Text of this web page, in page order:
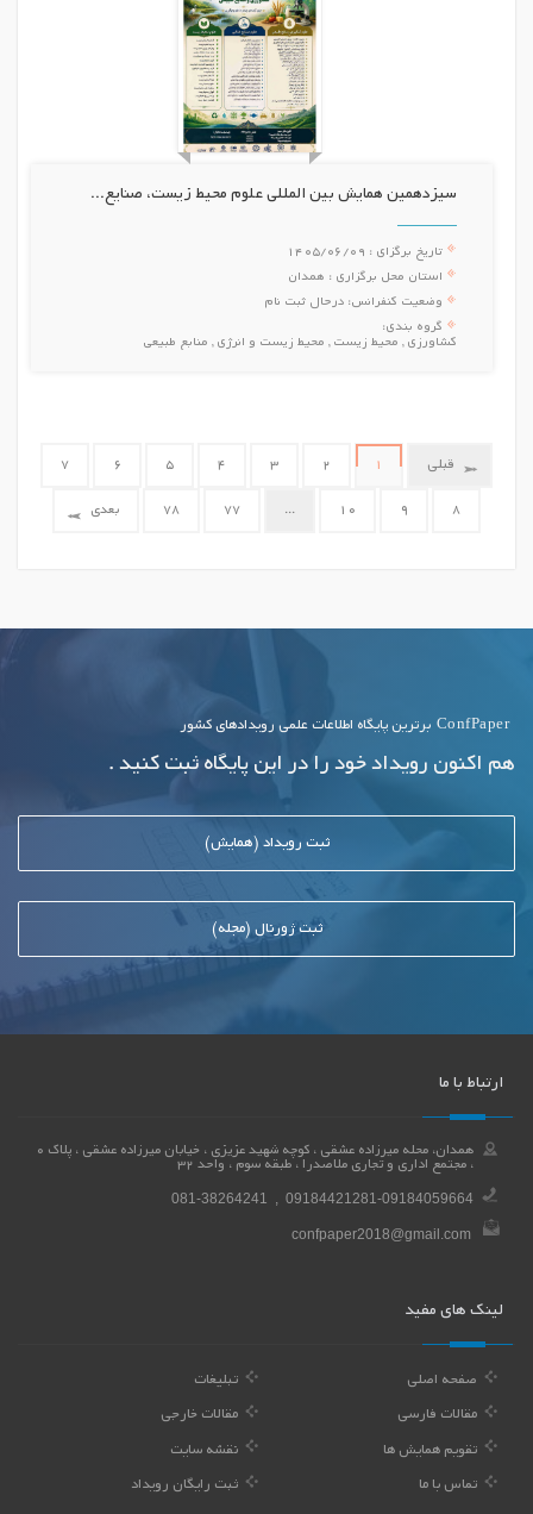
سیزدهمین همایش بین المللی علوم محيط زيست، صنایع...
تاریخ برگزای : 1405/06/09
استان محل برگزاری : همدان
وضعیت کنفرانس: درحال ثبت نام
گروه بندی:
کشاورزی , محیط زیست , محیط زیست و انرژی , منابع طبیعی
قبلی 1
2
3
4
5
6
7
8
9
10
...
77
78 بعدی
ConfPaper برترین پایگاه اطلاعات علمی رویدادهای کشور
هم اکنون رویداد خود را در این پایگاه ثبت کنید .
ثبت رویداد (همایش)
ثبت ژورنال (مجله)
ارتباط با ما
همدان، محله میرزاده عشقی ، کوچه شهید عزیزی ، خیابان میرزاده عشقی ، پلاک 0
، مجتمع اداری و تجاری ملاصدرا ، طبقه سوم ، واحد 32
081-38264241 , 09184421281-09184059664
confpaper2018@gmail.com
لینک های مفید
صفحه اصلی تبلیغات
مقالات فارسی مقالات خارجی
تقویم همایش ها نقشه سایت
تماس با ما ثبت رایگان رویداد